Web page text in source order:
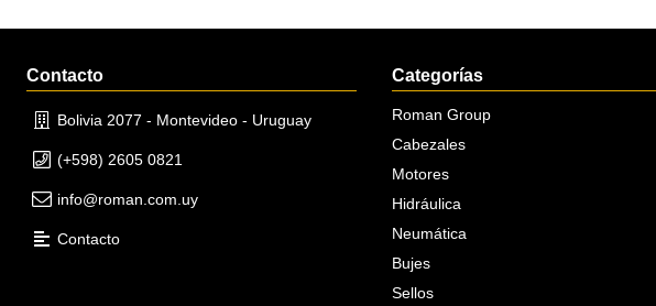
Contacto
Bolivia 2077 - Montevideo - Uruguay
(+598) 2605 0821
info@roman.com.uy
Contacto
Categorías
Roman Group
Cabezales
Motores
Hidráulica
Neumática
Bujes
Sellos